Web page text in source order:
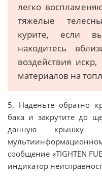
легко
тяжелые
курите, если
находитесь
воздействия
материалов на
5. Наденьте обратно
бака и закрутите до
данную крышку
сообщение «TIGHTEN
индикатор